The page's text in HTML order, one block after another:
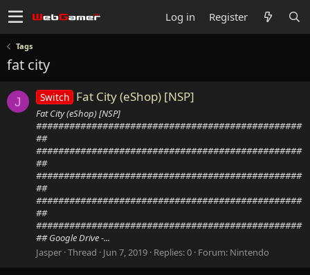
Log in Register
Tags
fat city
J Switch Fat City (eShop) [NSP]
Fat City (eShop) [NSP]
################################################
##
################################################
##
################################################
##
################################################
##
################################################
## Google Drive -...
Jasper Thread Jun 7, 2019 Replies: 0 Forum: Nintendo